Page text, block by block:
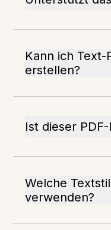
Kann ich Text-
erstellen?
Ist dieser
Welche
verwenden?